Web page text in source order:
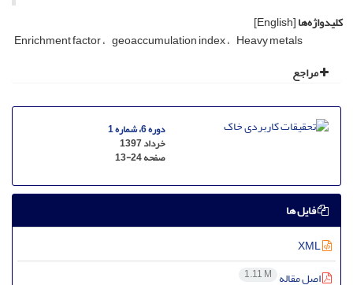
کلیدواژه‌ها[English]
Enrichment factor geoaccumulation index Heavy metals
مراجع
دوره 6، شماره 1
خرداد 1397
صفحه13-24
فایل ها
اصل مقاله 1.11 M